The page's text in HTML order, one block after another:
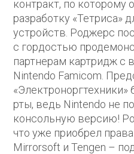
контракт, по которому
разработку «Тетриса»
устройств. Роджерс
с гордостью
партнерам картридж с
Nintendo Famicom.
«Электроноргтехники»
рты, ведь Nintendo не
консольную версию!
что уже приобрел
Mirrorsoft и Tengen –